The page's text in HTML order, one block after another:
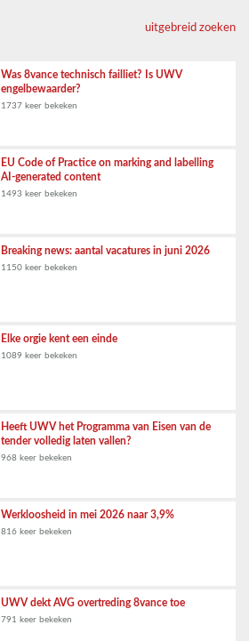
uitgebreid zoeken
Was 8vance technisch failliet? Is UWV
engelbewaarder?
1737 keer bekeken
EU Code of Practice on marking and labelling
AI-generated content
1493 keer bekeken
Breaking news: aantal vacatures in juni 2026
1150 keer bekeken
Elke orgie kent een einde
1089 keer bekeken
Heeft UWV het Programma van Eisen van de
tender volledig laten vallen?
968 keer bekeken
Werkloosheid in mei 2026 naar 3,9%
816 keer bekeken
UWV dekt AVG overtreding 8vance toe
791 keer bekeken